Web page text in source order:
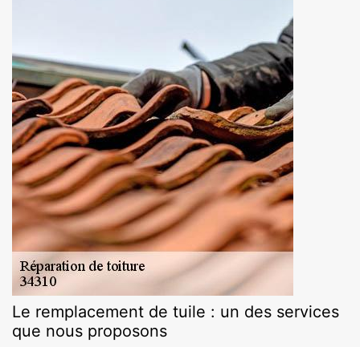
Le remplacement de tuile : un des services
que nous proposons